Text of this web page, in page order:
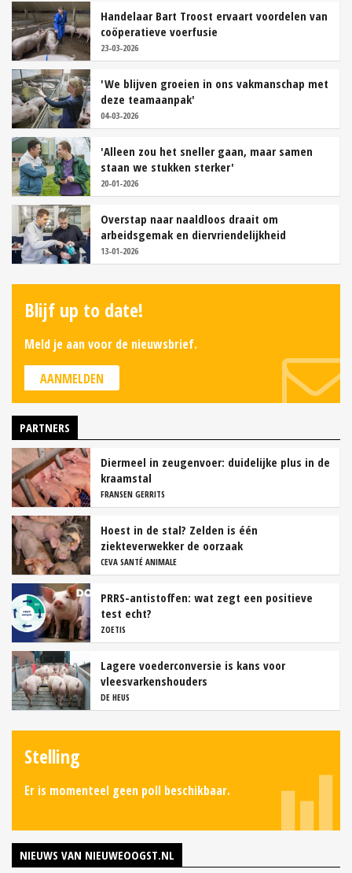
Handelaar Bart Troost ervaart voordelen van
coöperatieve voerfusie
23-03-2026
'We blijven groeien in ons vakmanschap met
deze teamaanpak'
04-03-2026
'Alleen zou het sneller gaan, maar samen
staan we stukken sterker'
20-01-2026
Overstap naar naaldloos draait om
arbeidsgemak en diervriendelijkheid
13-01-2026
Blijf up to date!
Meld je aan voor de nieuwsbrief.
AANMELDEN
PARTNERS
Diermeel in zeugenvoer: duidelijke plus in de
kraamstal
FRANSEN GERRITS
Hoest in de stal? Zelden is één
ziekteverwekker de oorzaak
CEVA SANTÉ ANIMALE
PRRS-antistoffen: wat zegt een positieve
test echt?
ZOETIS
Lagere voederconversie is kans voor
vleesvarkenshouders
DE HEUS
Stelling
Er is momenteel geen poll beschikbaar.
NIEUWS VAN NIEUWEOOGST.NL